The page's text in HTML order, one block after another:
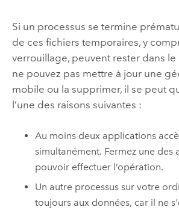
Si un processus se termine
de ces fichiers temporaires, y
verrouillage, peuvent rester dans le
ne pouvez pas mettre à jour une
mobile ou la supprimer, il se peut
l’une des raisons suivantes :
Au moins deux applications
simultanément. Fermez une
pouvoir effectuer l’opération.
Un autre processus sur votre
toujours aux données, car il ne